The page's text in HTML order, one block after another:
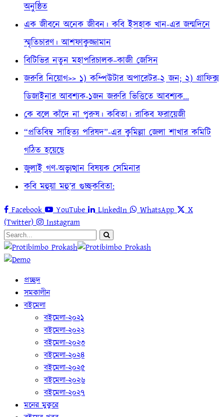
অনুষ্ঠিত
এক জীবনে অনেক জীবন। কবি ইসহাক খান-এর জন্মদিনে
স্মৃতিচারণ। আশফাকুজ্জামান
বিটিভির নতুন মহাপরিচালক–কাজী জেসিন
জরুরি নিয়োগ>> ১) কম্পিউটার অপারেটর-২ জন; ২) গ্রাফিক্স
ডিজাইনার আবশ্যক-১জন জরুরি ভিত্তিতে আবশ্যক…
কে বলে কাঁদে না পুরুষ। কবিতা। রাকিব ফরায়েজী
“প্রতিবিম্ব সাহিত্য পরিষদ”-এর কুমিল্লা জেলা শাখার কমিটি
গঠিত হয়েছে
জুলাই গণ-অভ্যুত্থান বিষয়ক সেমিনার
কবি মহুয়া মহু’র গুচ্ছকবিতা:
Facebook YouTube LinkedIn WhatsApp
X
(Twitter)
Instagram
প্রচ্ছদ
সমকালীন
বইমেলা
বইমেলা-২০২১
বইমেলা-২০২২
বইমেলা-২০২৩
বইমেলা-২০২৪
বইমেলা-২০২৫
বইমেলা-২০২৬
বইমেলা-২০২৭
মনের মুকুরে